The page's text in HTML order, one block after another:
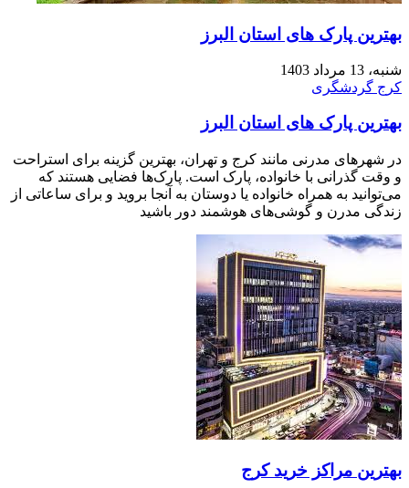
بهترین پارک های استان البرز
شنبه، 13 مرداد 1403
کرج گردشگری
بهترین پارک های استان البرز
در شهر‌های مدرنی مانند کرج و تهران، بهترین گزینه برای استراحت
و وقت گذرانی با خانواده، پارک است. پارک‌ها فضایی هستند که
می‌توانید به همراه خانواده یا دوستان به آنجا بروید و برای ساعاتی از
زندگی مدرن و گوشی‌های هوشمند دور باشید
بهترین مراکز خرید کرج